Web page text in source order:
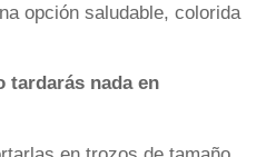
opción saludable, colorida
tardarás nada en